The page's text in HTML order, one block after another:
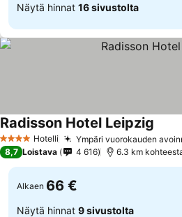
Näytä hinnat 16 sivustolta
4 Tähtiluokitus
Hotelli Ympäri vuorokauden
Radisson Hotel Leipzig
8,7 Loistava 4 616
Alkaen 66 €
Näytä hinnat 9 sivustolta